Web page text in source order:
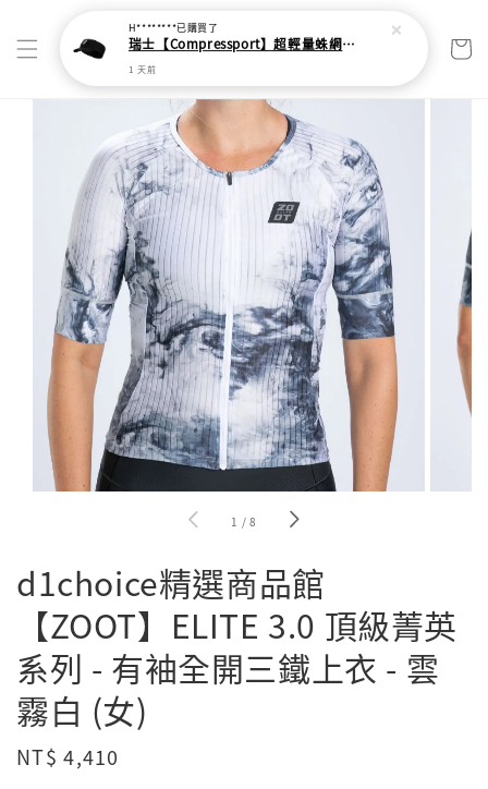
1 /8
d1choice精選商品館
【ZOOT】ELITE 3.0 頂級菁英
系列 - 有袖全開三鐵上衣 - 雲
霧白 (女)
Regular
NT$ 4,410
H********已購買了
瑞士【Compressport】超輕量蛛網頭帶
1 天前